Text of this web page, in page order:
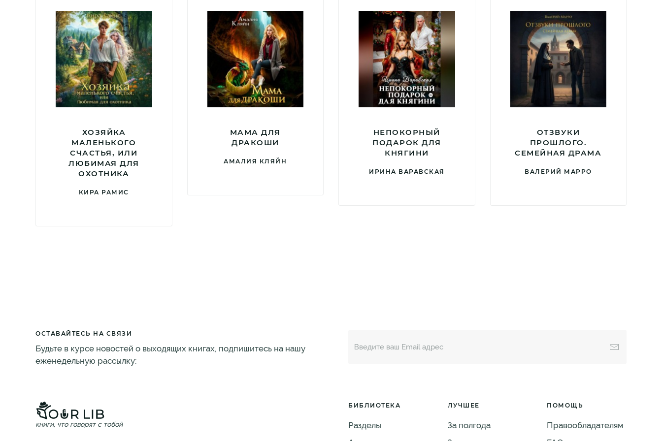
ХОЗЯЙКА
МАЛЕНЬКОГО
СЧАСТЬЯ, ИЛИ
ЛЮБИМАЯ ДЛЯ
ОХОТНИКА
КИРА РАМИС
МАМА ДЛЯ
ДРАКОШИ
АМАЛИЯ КЛЯЙН
НЕПОКОРНЫЙ
ПОДАРОК ДЛЯ
КНЯГИНИ
ИРИНА ВАРАВСКАЯ
ОТЗВУКИ
ПРОШЛОГО.
СЕМЕЙНАЯ ДРАМА
ВАЛЕРИЙ МАРРО
ОСТАВАЙТЕСЬ НА СВЯЗИ
Будьте в курсе новостей о выходящих книгах, подпишитесь на нашу
еженедельную рассылку:
книги, что говорят с тобой
БИБЛИОТЕКА
Разделы
ЛУЧШЕЕ
За полгода
ПОМОЩЬ
Правообладателям